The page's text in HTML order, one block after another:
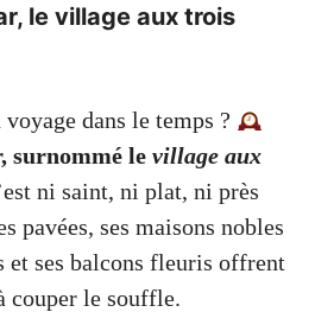
le village aux trois
dans le temps ?
surnommé le village aux
ni saint, ni plat, ni près
pavées, ses maisons nobles
et ses balcons fleuris offrent
couper le souffle.